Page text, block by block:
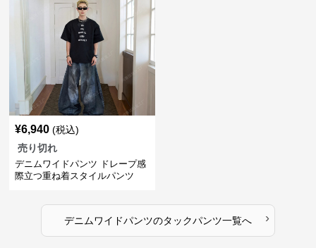
¥6,940 (税込)
売り切れ
デニムワイドパンツ ドレープ感
際立つ重ね着スタイルパンツ
デニムワイドパンツのタックパンツ一覧へ ›